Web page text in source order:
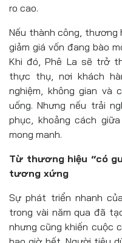
ro cao.
Nếu thành công,
giảm giá vốn đang bào
Khi đó, Phê La sẽ trở
thực thụ, nơi khách
nghiệm, không gian và
uống. Nhưng nếu trải
phục, khoảng cách
mong manh.
Từ thương hiệu “có
tương xứng
Sự phát triển nhanh
trong vài năm qua đã
nhưng cũng khiến cuộc